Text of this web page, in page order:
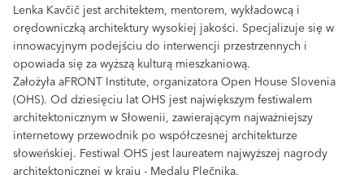
Lenka Kavčič jest architektem, mentorem, wykładowcą i
orędowniczką architektury wysokiej jakości. Specjalizuje się w
innowacyjnym podejściu do interwencji przestrzennych i
opowiada się za wyższą kulturą mieszkaniową.
Założyła aFRONT Institute, organizatora Open House Slovenia
(OHS). Od dziesięciu lat OHS jest największym festiwalem
architektonicznym w Słowenii, zawierającym najważniejszy
internetowy przewodnik po współczesnej architekturze
słoweńskiej. Festiwal OHS jest laureatem najwyższej nagrody